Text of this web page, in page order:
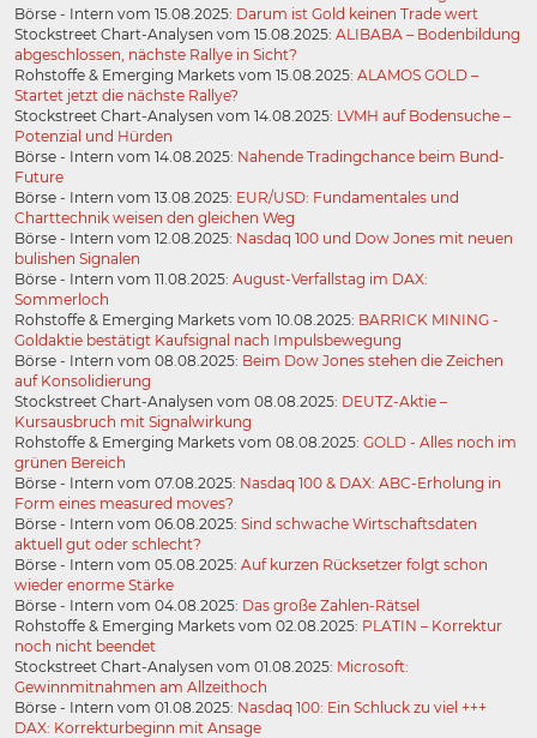
Börse - Intern vom 15.08.2025: Darum ist Gold keinen Trade wert
Stockstreet Chart-Analysen vom 15.08.2025: ALIBABA – Bodenbildung
abgeschlossen, nächste Rallye in Sicht?
Rohstoffe & Emerging Markets vom 15.08.2025: ALAMOS GOLD –
Startet jetzt die nächste Rallye?
Stockstreet Chart-Analysen vom 14.08.2025: LVMH auf Bodensuche –
Potenzial und Hürden
Börse - Intern vom 14.08.2025: Nahende Tradingchance beim Bund-
Future
Börse - Intern vom 13.08.2025: EUR/USD: Fundamentales und
Charttechnik weisen den gleichen Weg
Börse - Intern vom 12.08.2025: Nasdaq 100 und Dow Jones mit neuen
bulishen Signalen
Börse - Intern vom 11.08.2025: August-Verfallstag im DAX:
Sommerloch
Rohstoffe & Emerging Markets vom 10.08.2025: BARRICK MINING -
Goldaktie bestätigt Kaufsignal nach Impulsbewegung
Börse - Intern vom 08.08.2025: Beim Dow Jones stehen die Zeichen
auf Konsolidierung
Stockstreet Chart-Analysen vom 08.08.2025: DEUTZ-Aktie –
Kursausbruch mit Signalwirkung
Rohstoffe & Emerging Markets vom 08.08.2025: GOLD - Alles noch im
grünen Bereich
Börse - Intern vom 07.08.2025: Nasdaq 100 & DAX: ABC-Erholung in
Form eines measured moves?
Börse - Intern vom 06.08.2025: Sind schwache Wirtschaftsdaten
aktuell gut oder schlecht?
Börse - Intern vom 05.08.2025: Auf kurzen Rücksetzer folgt schon
wieder enorme Stärke
Börse - Intern vom 04.08.2025: Das große Zahlen-Rätsel
Rohstoffe & Emerging Markets vom 02.08.2025: PLATIN – Korrektur
noch nicht beendet
Stockstreet Chart-Analysen vom 01.08.2025: Microsoft:
Gewinnmitnahmen am Allzeithoch
Börse - Intern vom 01.08.2025: Nasdaq 100: Ein Schluck zu viel +++
DAX: Korrekturbeginn mit Ansage